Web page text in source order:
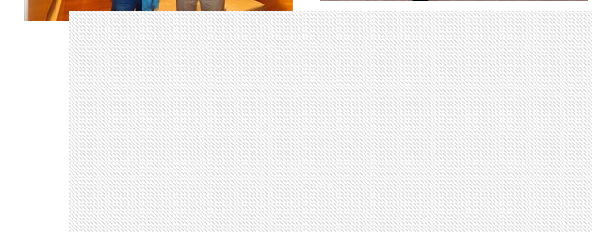
Aventora Baía Formosa Resort terá 70
quartos, 28 villas branded residences e
será inaugurado em 2029
Encontro reuniu associados e
parceiros Serandipians e Takumians by
Traveller Made de 77 países